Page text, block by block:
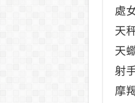
處
天
天
射
摩